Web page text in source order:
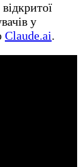
у
Claude.ai.